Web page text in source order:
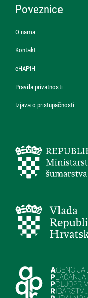
Poveznice
O nama
Kontakt
eHAPIH
Pravila privatnosti
Izjava o pristupačnosti